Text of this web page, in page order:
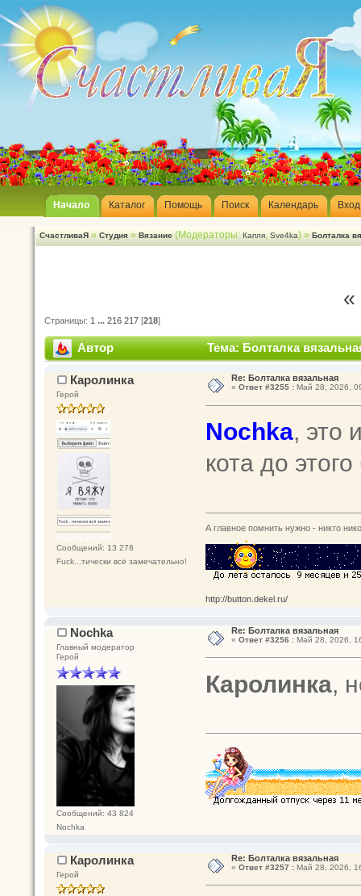
Начало Каталог Помощь Поиск Календарь Вход
СчастливаЯ » Студия » Вязание (Модераторы: Капля, Sve4ka) » Болталка
Страницы: 1 ... 216 217 [218]
Автор Тема: Болталка
Каролинка
Герой
Сообщений: 13 278
Fuck...тически всё замечательно!
Re: Болталка вязальная
« Ответ #3255 :Май 28, 2026,
Nochka, это
кота до
А главное помнить нужно - никто
http://button.dekel.ru/
Nochka
Главный модератор
Герой
Сообщений: 43 824
Nochka
Re: Болталка вязальная
« Ответ #3256 :Май 28, 2026,
Каролинка,
Каролинка
Герой
Re: Болталка вязальная
« Ответ #3257 :Май 28, 2026,